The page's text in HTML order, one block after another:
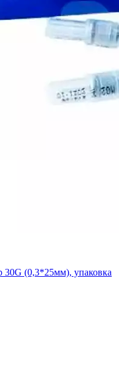
30G (0,3*25мм), упаковка